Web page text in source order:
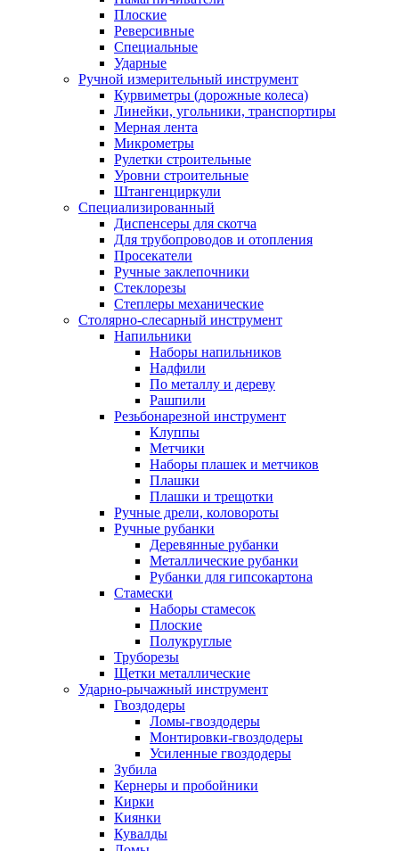
Плоские
Реверсивные
Специальные
Ударные
Ручной измерительный инструмент
Курвиметры (дорожные колеса)
Линейки, угольники, транспортиры
Мерная лента
Микрометры
Рулетки строительные
Уровни строительные
Штангенциркули
Специализированный
Диспенсеры для скотча
Для трубопроводов и отопления
Просекатели
Ручные заклепочники
Стеклорезы
Степлеры механические
Столярно-слесарный инструмент
Напильники
Наборы напильников
Надфили
По металлу и дереву
Рашпили
Резьбонарезной инструмент
Клуппы
Метчики
Наборы плашек и метчиков
Плашки
Плашки и трещотки
Ручные дрели, коловороты
Ручные рубанки
Деревянные рубанки
Металлические рубанки
Рубанки для гипсокартона
Стамески
Наборы стамесок
Плоские
Полукруглые
Труборезы
Щетки металлические
Ударно-рычажный инструмент
Гвоздодеры
Ломы-гвоздодеры
Монтировки-гвоздодеры
Усиленные гвоздодеры
Зубила
Кернеры и пробойники
Кирки
Киянки
Кувалды